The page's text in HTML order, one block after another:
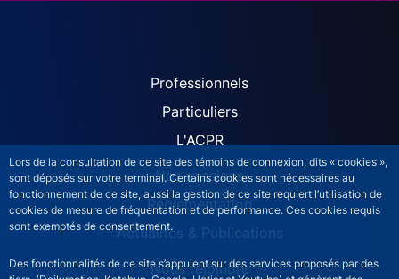
Lors de la consultation de ce site des témoins de connexion, dits « cookies »,
sont déposés sur votre terminal. Certains cookies sont nécessaires au
fonctionnement de ce site, aussi la gestion de ce site requiert l’utilisation de
cookies de mesure de fréquentation et de performance. Ces cookies requis
sont exemptés de consentement.
Des fonctionnalités de ce site s’appuient sur des services proposés par des
ACPR site navigation
Professionnels
Particuliers
L'ACPR
Nos missions
Réglementation
Actualités & Publications
Nous rejoindre